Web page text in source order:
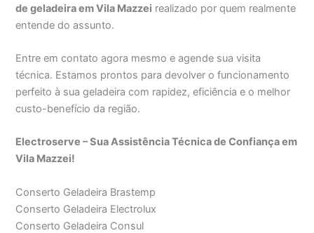
de geladeira em Vila Mazzei realizado por quem realmente
entende do assunto.
Entre em contato agora mesmo e agende sua visita
técnica. Estamos prontos para devolver o funcionamento
perfeito à sua geladeira com rapidez, eficiência e o melhor
custo-benefício da região.
Electroserve – Sua Assistência Técnica de Confiança em
Vila Mazzei!
Conserto Geladeira Brastemp
Conserto Geladeira Electrolux
Conserto Geladeira Consul